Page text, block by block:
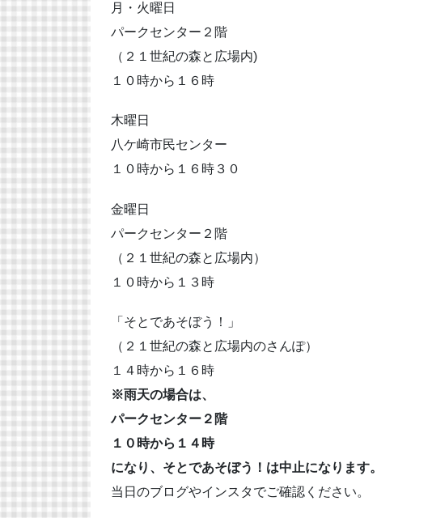
月・火曜日
パークセンター２階
（２１世紀の森と広場内)
１０時から１６時
木曜日
八ケ崎市民センター
１０時から１６時３０
金曜日
パークセンター２階
（２１世紀の森と広場内）
１０時から１３時
「そとであそぼう！」
（２１世紀の森と広場内のさんぽ）
１４時から１６時
※雨天の場合は、
パークセンター２階
１０時から１４時
になり、そとであそぼう！は中止になります。
当日のブログやインスタでご確認ください。